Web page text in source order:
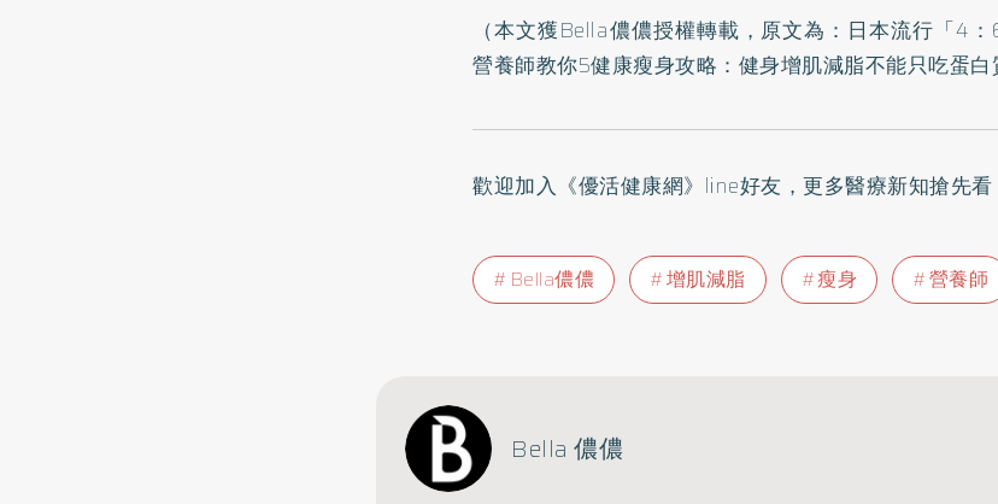
（本文獲Bella儂儂授權轉載，原文為： 日本流行「4
營養師教你5健康瘦身攻略：健身增肌減脂不能只吃蛋白
歡迎加入 《優活健康網》line好友 ，更多醫療新知搶先看
Bella儂儂 增肌減脂 瘦身 營養師
Bella 儂儂